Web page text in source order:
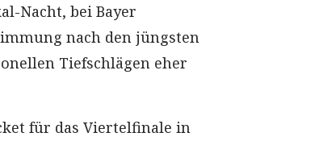
Nacht, bei Bayer
nach den jüngsten
Tiefschlägen eher
für das Viertelfinale in